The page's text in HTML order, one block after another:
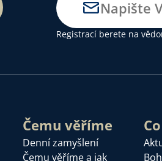
Registrací berete na
Čemu věříme
Denní zamyšlení
Čemu věříme a jak